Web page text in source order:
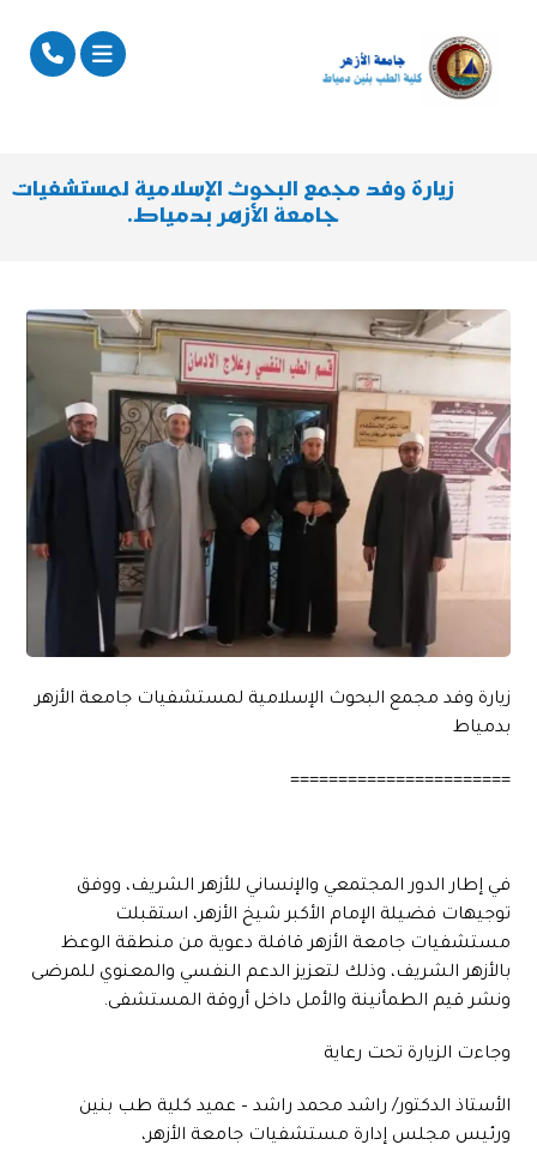
زيارة وفد مجمع البحوث الإسلامية لمستشفيات
جامعة الأزهر بدمياط.
زيارة وفد مجمع البحوث الإسلامية لمستشفيات جامعة الأزهر
بدمياط
=======================
في إطار الدور المجتمعي والإنساني للأزهر الشريف، ووفق
توجيهات فضيلة الإمام الأكبر شيخ الأزهر، استقبلت
مستشفيات جامعة الأزهر قافلة دعوية من منطقة الوعظ
بالأزهر الشريف، وذلك لتعزيز الدعم النفسي والمعنوي للمرضى
ونشر قيم الطمأنينة والأمل داخل أروقة المستشفى.
وجاءت الزيارة تحت رعاية
الأستاذ الدكتور/ راشد محمد راشد – عميد كلية طب بنين
ورئيس مجلس إدارة مستشفيات جامعة الأزهر،